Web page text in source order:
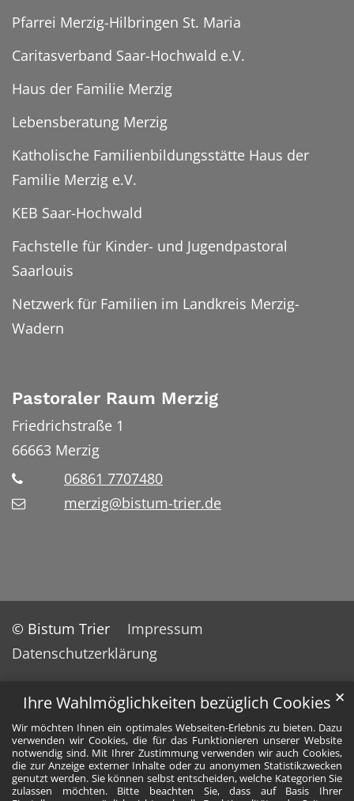
Ihre Wahlmöglichkeiten bezüglich Cookies
Wir möchten Ihnen ein optimales Webseiten-Erlebnis zu bieten. Dazu
verwenden wir Cookies, die für das Funktionieren unserer Website
notwendig sind. Mit Ihrer Zustimmung verwenden wir auch Cookies,
die zur Anzeige externer Inhalte oder zu anonymen Statistikzwecken
genutzt werden. Sie können selbst entscheiden, welche Kategorien Sie
zulassen möchten. Bitte beachten Sie, dass auf Basis Ihrer
✕
Pfarrei Merzig-Hilbringen St. Maria
Caritasverband Saar-Hochwald e.V.
Haus der Familie Merzig
Lebensberatung Merzig
Katholische Familienbildungsstätte Haus der
Familie Merzig e.V.
KEB Saar-Hochwald
Fachstelle für Kinder- und Jugendpastoral
Saarlouis
Netzwerk für Familien im Landkreis Merzig-
Wadern
Pastoraler Raum Merzig
Friedrichstraße 1
66663 Merzig
06861 7707480
merzig@bistum-trier.de
© Bistum Trier
Impressum
Datenschutzerklärung